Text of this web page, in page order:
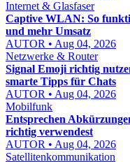
Internet & Glasfaser
Captive WLAN: So
und mehr Umsatz
AUTOR • Aug 04, 2026
Netzwerke & Router
Signal Emoji richtig
smarte Tipps für Chats
AUTOR • Aug 04, 2026
Mobilfunk
Entsprechen
richtig verwendest
AUTOR • Aug 04, 2026
Satellitenkommunikation